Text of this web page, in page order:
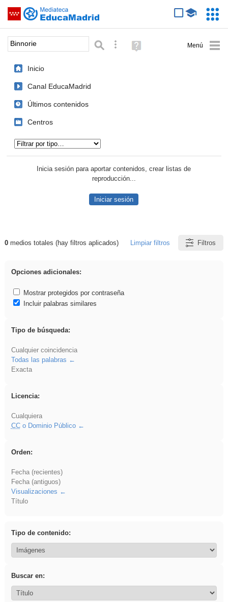
Saltar navegación
Palabra o frase: Búsqueda avanzada
Ayuda
(en
Inicio
Canal EducaMadrid
Últimos contenidos
Centros
Inicia sesión para aportar contenidos, crear listas de
reproducción...
Iniciar sesión
Resultados de: Binnorie
0medios totales (hay filtros aplicados) Limpiar filtros Filtros
Opciones adicionales:
Mostrar protegidos por contraseña
Incluir palabras similares
Tipo de búsqueda:
Cualquier coincidencia
Todas las palabras
Exacta
Licencia:
Cualquiera
CCo Dominio Público
Orden:
Fecha (recientes)
Fecha (antiguos)
Visualizaciones
Título
Tipo de contenido:
Buscar en: